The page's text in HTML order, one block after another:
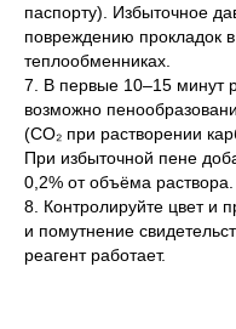
паспорту). Избыточное
повреждению прокладок
теплообменниках.
7. В первые 10–15 минут
возможно
(CO₂ при растворении
При избыточной пене
0,2% от объёма раствора.
8. Контролируйте цвет и
и помутнение
реагент работает.